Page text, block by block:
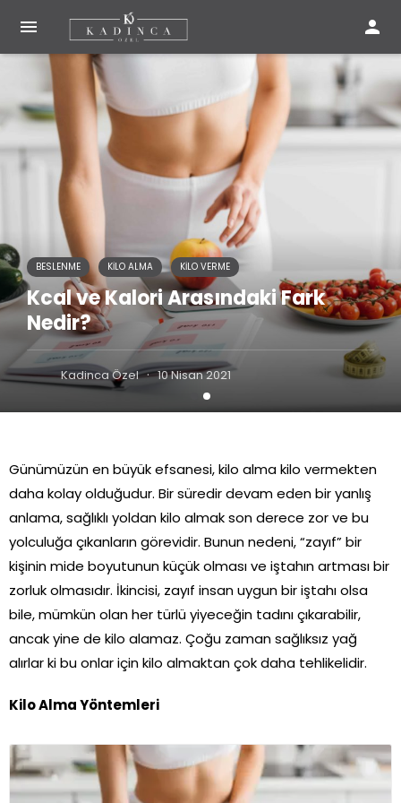
 
BESLENME KILO ALMA KILO VERME
Kcal ve Kalori Arasındaki Fark
Nedir?
Kadinca Özel · 10 Nisan 2021
Günümüzün en büyük efsanesi, kilo alma kilo vermekten
daha kolay olduğudur. Bir süredir devam eden bir yanlış
anlama, sağlıklı yoldan kilo almak son derece zor ve bu
yolculuğa çıkanların görevidir. Bunun nedeni, “zayıf” bir
kişinin mide boyutunun küçük olması ve iştahın artması bir
zorluk olmasıdır. İkincisi, zayıf insan uygun bir iştahı olsa
bile, mümkün olan her türlü yiyeceğin tadını çıkarabilir,
ancak yine de kilo alamaz. Çoğu zaman sağlıksız yağ
alırlar ki bu onlar için kilo almaktan çok daha tehlikelidir.
Kilo Alma Yöntemleri
Zayıf arkadaşlarımızın temel endişelerinden biri, doğru
şekilde kilo almanın onlar için göz korkutucu bir görev
olabileceğidir. Bunun nedeni, kilo aldıklarında vücutlarında